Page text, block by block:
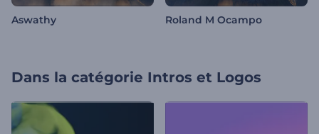
Aswathy Roland M Ocampo
Dans la catégorie Intros et Logos